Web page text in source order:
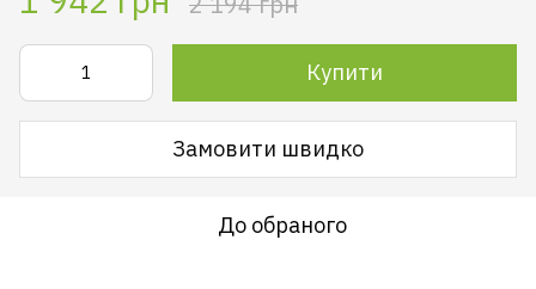
Купити
Замовити швидко
До обраного